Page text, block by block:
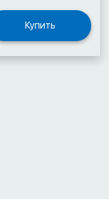
Купить